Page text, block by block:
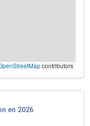
contributors
en 2026